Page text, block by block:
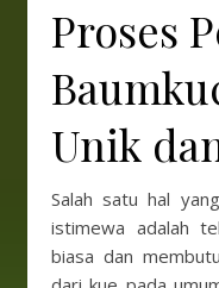
Proses
Unik
Salah satu hal
istimewa adalah
biasa dan